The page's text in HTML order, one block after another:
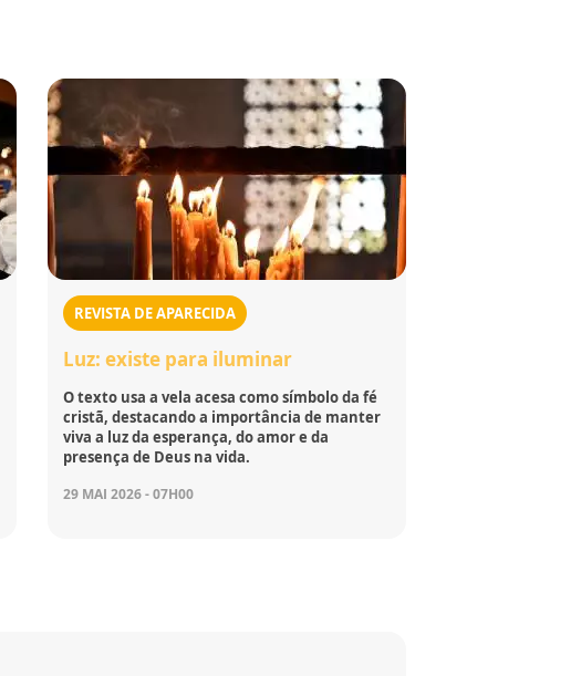
REVISTA DE APARECIDA
Luz: existe para iluminar
O texto usa a vela acesa como símbolo da fé
cristã, destacando a importância de manter
viva a luz da esperança, do amor e da
presença de Deus na vida.
29 MAI 2026 - 07H00